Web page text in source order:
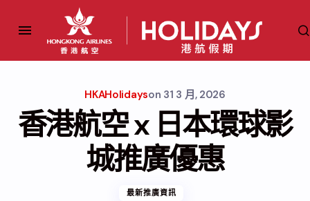
HKAHolidayson 31 3 月, 2026
香港航空 x 日本環球影
城推廣優惠
最新推廣資訊